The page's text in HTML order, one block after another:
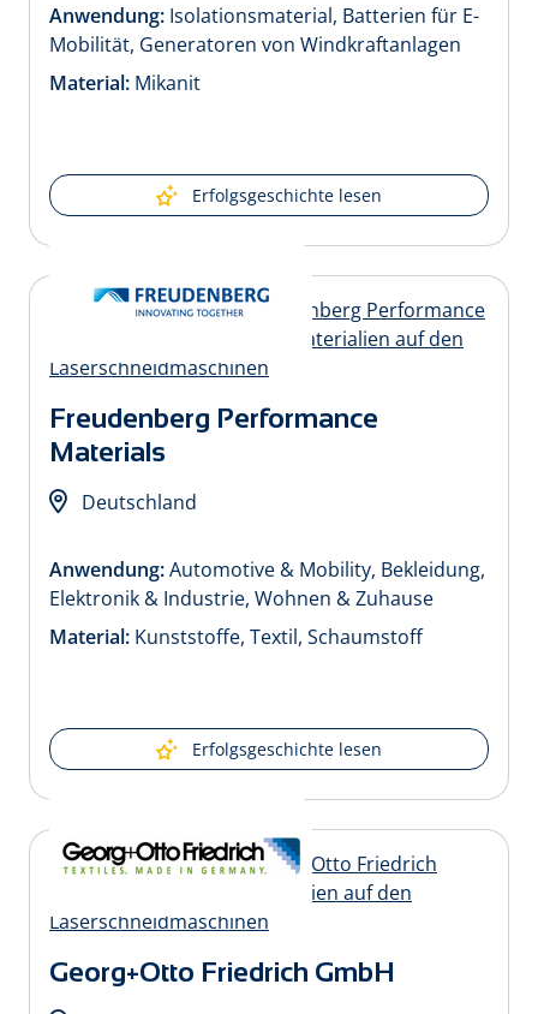
Anwendung: Isolationsmaterial, Batterien für E-
Mobilität, Generatoren von Windkraftanlagen
Material: Mikanit
Erfolgsgeschichte lesen
Freudenberg Performance
Materials
Deutschland
Anwendung:Automotive & Mobility, Bekleidung,
Elektronik & Industrie, Wohnen & Zuhause
Material: Kunststoffe, Textil, Schaumstoff
Erfolgsgeschichte lesen
Georg+Otto Friedrich GmbH